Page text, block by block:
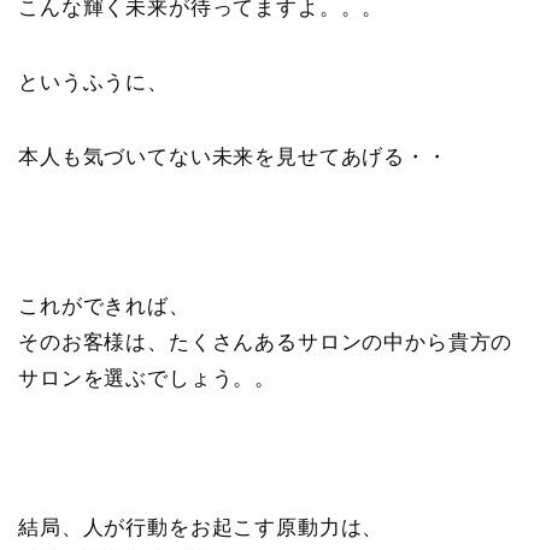
こんな輝く未来が待ってますよ。。。
というふうに、
本人も気づいてない未来を見せてあげる・・
これができれば、
そのお客様は、たくさんあるサロンの中から貴方の
サロンを選ぶでしょう。。
結局、人が行動をお起こす原動力は、